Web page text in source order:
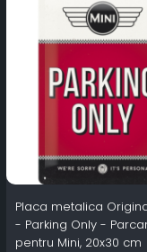
Placa metalica
- Parking Only -
pentru Mini, 20x30 cm